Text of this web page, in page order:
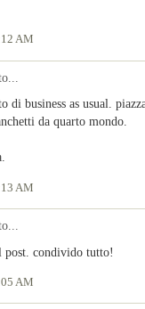
AM
di business as usual.
da quarto mondo.
AM
condivido tutto!
AM